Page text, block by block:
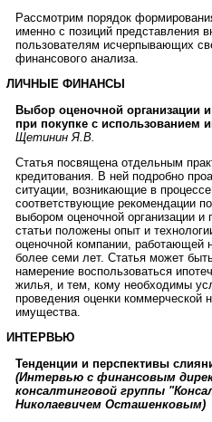
Рассмотрим порядок
именно с позиций представления
пользователям исчерпывающих
финансового анализа.
ЛИЧНЫЕ ФИНАНСЫ
Выбор оценочной организации
при покупке с использованием
Щетинин Я.В.
Статья посвящена отдельным
кредитования. В ней подробно
ситуации, возникающие в
соответствующие рекомендации
выбором оценочной организации
статьи положены опыт и
оценочной компании, работающей
более семи лет. Статья может
намерение воспользоваться
жилья, и тем, кому необходимы
проведения оценки коммерческой
имущества.
ИНТЕРВЬЮ
Тенденции и перспективы
(Интервью с финансовым
консалтинговой группы
Николаевичем Осташенковым)